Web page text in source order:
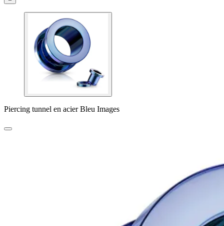
Piercing tunnel en acier Bleu Images